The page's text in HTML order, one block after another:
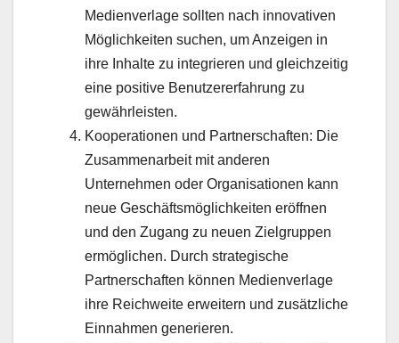
Medienverlage sollten nach innovativen
Möglichkeiten suchen, um Anzeigen in
ihre Inhalte zu integrieren und gleichzeitig
eine positive Benutzererfahrung zu
gewährleisten.
Kooperationen und Partnerschaften: Die
Zusammenarbeit mit anderen
Unternehmen oder Organisationen kann
neue Geschäftsmöglichkeiten eröffnen
und den Zugang zu neuen Zielgruppen
ermöglichen. Durch strategische
Partnerschaften können Medienverlage
ihre Reichweite erweitern und zusätzliche
Einnahmen generieren.